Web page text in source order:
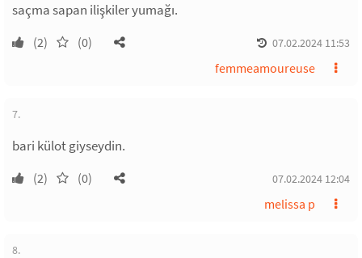
saçma sapan ilişkiler yumağı.
(2) (0) 07.02.2024 11:53
femmeamoureuse
7.
bari külot giyseydin.
(2) (0) 07.02.2024 12:04
melissa p
8.